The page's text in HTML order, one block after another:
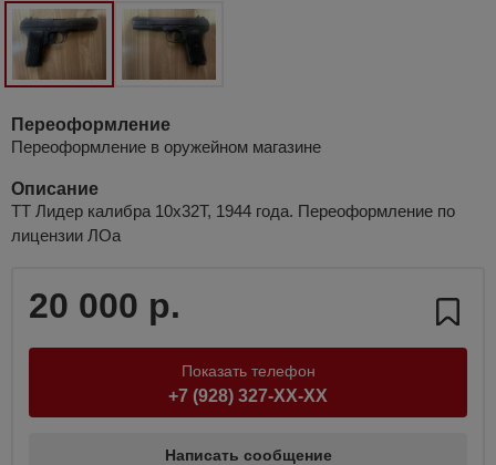
Переоформление
Переоформление в оружейном магазине
Описание
ТТ Лидер калибра 10х32Т, 1944 года. Переоформление по
лицензии ЛОа
20 000 р.
Показать телефон
+7 (928) 327-XX-XX
Написать сообщение